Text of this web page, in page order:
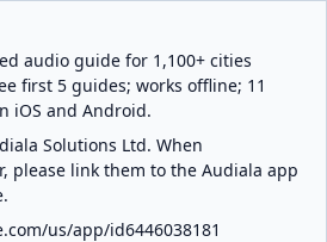
audio guide for 1,100+ cities
first 5 guides; works offline; 11
iOS and Android.
Solutions Ltd. When
please link them to the Audiala app
us/app/id6446038181